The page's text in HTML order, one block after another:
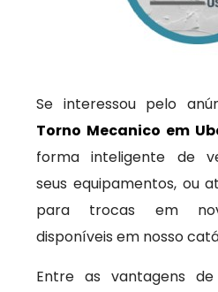
Se interessou pelo
Torno Mecanico em
forma inteligente de
seus equipamentos, ou
para trocas em
disponíveis em nosso
Entre as vantagens